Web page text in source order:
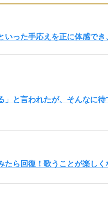
った手応えを正に体感で
と言われたが、そんなに待
ら回復！歌うことが楽しく